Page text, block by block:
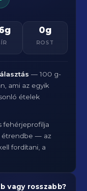
0g
ROST
— 100 g-
ami az egyik
ételek
fehérjeprofilja
étrendbe — az
fordítani, a
vagy rosszabb?